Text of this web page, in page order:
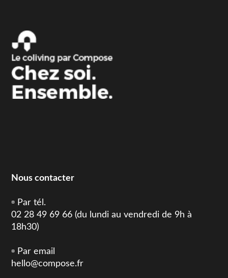
Nous contacter
▫️ Par tél.
02 28 49 69 66 (du lundi au vendredi de 9h à
18h30)
▫️ Par email
hello@compose.fr